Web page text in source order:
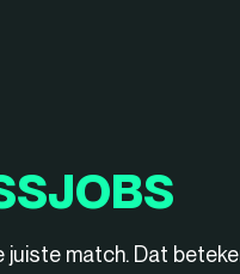
match. Dat